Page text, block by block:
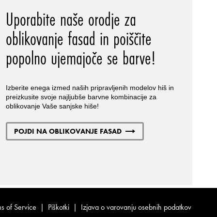
Uporabite naše orodje za
oblikovanje fasad in poiščite
popolno ujemajoče se barve!
Izberite enega izmed naših pripravljenih modelov hiš in
preizkusite svoje najljubše barvne kombinacije za
oblikovanje Vaše sanjske hiše!
POJDI NA OBLIKOVANJE FASAD
of Service | Piškotki | Izjava o varovanju osebnih podatkov